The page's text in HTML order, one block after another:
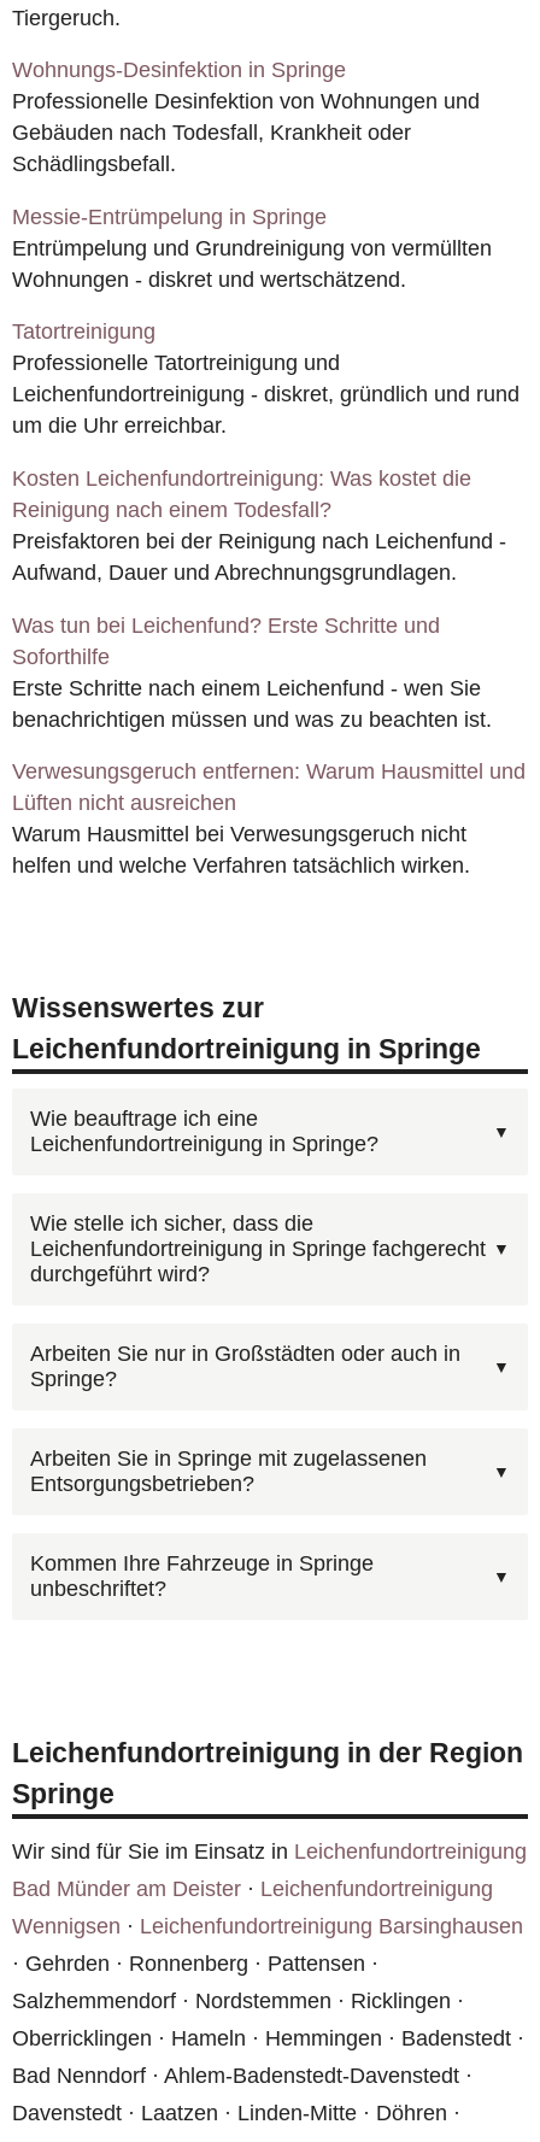
Tiergeruch.
Wohnungs-Desinfektion in Springe
Professionelle Desinfektion von Wohnungen und
Gebäuden nach Todesfall, Krankheit oder
Schädlingsbefall.
Messie-Entrümpelung in Springe
Entrümpelung und Grundreinigung von vermüllten
Wohnungen - diskret und wertschätzend.
Tatortreinigung
Professionelle Tatortreinigung und
Leichenfundortreinigung - diskret, gründlich und rund
um die Uhr erreichbar.
Kosten Leichenfundortreinigung: Was kostet die
Reinigung nach einem Todesfall?
Preisfaktoren bei der Reinigung nach Leichenfund -
Aufwand, Dauer und Abrechnungsgrundlagen.
Was tun bei Leichenfund? Erste Schritte und
Soforthilfe
Erste Schritte nach einem Leichenfund - wen Sie
benachrichtigen müssen und was zu beachten ist.
Verwesungsgeruch entfernen: Warum Hausmittel und
Lüften nicht ausreichen
Warum Hausmittel bei Verwesungsgeruch nicht
helfen und welche Verfahren tatsächlich wirken.
Wissenswertes zur
Leichenfundortreinigung in Springe
Wie beauftrage ich eine
Leichenfundortreinigung in Springe?
Am schnellsten geht es telefonisch:
0800 6003005(kostenlos, 24h). Wir besprechen
Ihre Situation, erstellen einen Kostenvoranschlag
Bedarf sind wir innerhalb weniger Stunden vor
Wie stelle ich sicher, dass die
Leichenfundortreinigung in Springe fachgerecht
durchgeführt wird?
Ja, alle eingesetzten Fachkräfte sind nach dem
Infektionsschutzgesetz (IfSG) geschult und
Umgang mit biologischen Gefahrstoffen. Für
Springe setzen wir ausschließlich qualifiziertes
Arbeiten Sie nur in Großstädten oder auch in
Springe?
Wir bieten Leichenfundortreinigung in ganz
Deutschland an, einschließlich Springe
schnelle Einsatzzeiten auch in ländlichen
Regionen.
Arbeiten Sie in Springe mit zugelassenen
Entsorgungsbetrieben?
Je nach Kontamination können Teppiche,
Matratzen, Polstermöbel, Vorhänge, Tapeten und
Kommen Ihre Fahrzeuge in Springe
unbeschriftet?
Springe eigenständig durchführen. Sie erhalten
eine Dokumentation der durchgeführten Arbeiten.
Leichenfundortreinigung in der Region
Springe
Wir sind für Sie im Einsatz in Leichenfundortreinigung
Bad Münder am Deister · Leichenfundortreinigung
Wennigsen · Leichenfundortreinigung Barsinghausen
· Gehrden · Ronnenberg · Pattensen ·
Salzhemmendorf · Nordstemmen · Ricklingen ·
Oberricklingen · Hameln · Hemmingen · Badenstedt ·
Bad Nenndorf · Ahlem-Badenstedt-Davenstedt ·
Davenstedt · Laatzen · Linden-Mitte · Döhren ·